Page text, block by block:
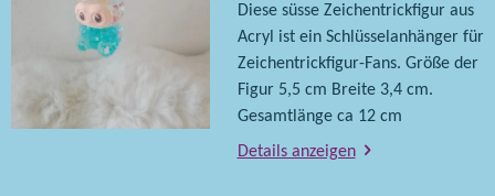
Diese süsse Zeichentrickfigur aus
Acryl ist ein Schlüsselanhänger für
Zeichentrickfigur-Fans. Größe der
Figur 5,5 cm Breite 3,4 cm.
Gesamtlänge ca 12 cm
Details anzeigen